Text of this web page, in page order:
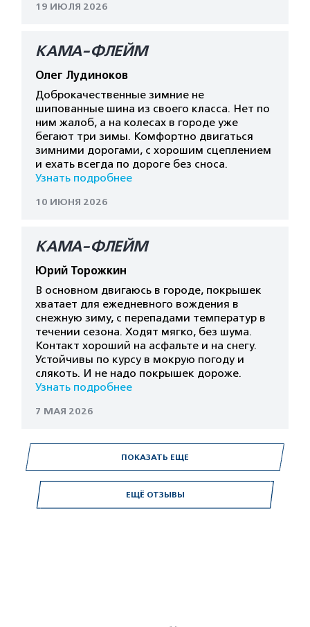
ЕЩЁ ОТЗЫВЫ
19 ИЮЛЯ 2026
КАМА-ФЛЕЙМ
Олег Лудиноков
Доброкачественные зимние не
шипованные шина из своего класса. Нет по
ним жалоб, а на колесах в городе уже
бегают три зимы. Комфортно двигаться
зимними дорогами, с хорошим сцеплением
и ехать всегда по дороге без сноса.
Узнать подробнее
10 ИЮНЯ 2026
КАМА-ФЛЕЙМ
Юрий Торожкин
В основном двигаюсь в городе, покрышек
хватает для ежедневного вождения в
снежную зиму, с перепадами температур в
течении сезона. Ходят мягко, без шума.
Контакт хороший на асфальте и на снегу.
Устойчивы по курсу в мокрую погоду и
слякоть. И не надо покрышек дороже.
Узнать подробнее
7 МАЯ 2026
ПОКАЗАТЬ ЕЩЕ